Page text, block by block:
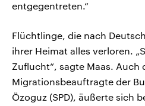
entgegentreten.“
Flüchtlinge, die nach
ihrer Heimat alles verloren.
Zuflucht“, sagte Maas. Auch
Migrationsbeauftragte der
Özoguz (SPD), äußerte sich